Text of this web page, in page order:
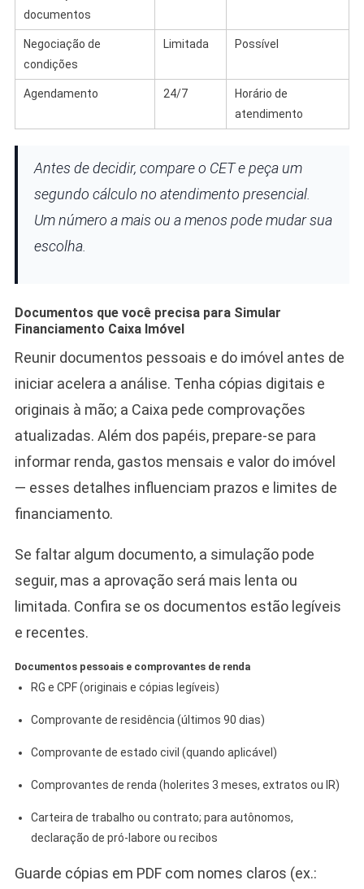
documentos
Negociação de
condições
Limitada Possível
Agendamento 24/7
Horário de
atendimento
Antes de decidir, compare o CET e peça um
segundo cálculo no atendimento presencial.
Um número a mais ou a menos pode mudar sua
escolha.
Documentos que você precisa para Simular
Financiamento Caixa Imóvel
Reunir documentos pessoais e do imóvel antes de
iniciar acelera a análise. Tenha cópias digitais e
originais à mão; a Caixa pede comprovações
atualizadas. Além dos papéis, prepare-se para
informar renda, gastos mensais e valor do imóvel
— esses detalhes influenciam prazos e limites de
financiamento.
Se faltar algum documento, a simulação pode
seguir, mas a aprovação será mais lenta ou
limitada. Confira se os documentos estão legíveis
e recentes.
Documentos pessoais e comprovantes de renda
RG e CPF (originais e cópias legíveis)
Comprovante de residência (últimos 90 dias)
Comprovante de estado civil (quando aplicável)
Comprovantes de renda (holerites 3 meses, extratos ou IR)
Carteira de trabalho ou contrato; para autônomos,
declaração de pró-labore ou recibos
Guarde cópias em PDF com nomes claros (ex.: